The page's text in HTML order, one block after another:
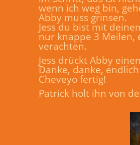
wenn ich weg bin,
Abby muss grinsen.
Jess du bist mit
nur knappe 3 Meilen,
verachten.
Jess drückt Abby
Danke, danke,
Cheveyo fertig!
Patrick holt ihn von